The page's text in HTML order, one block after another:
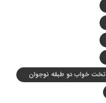
تخت خواب دو طبقه نوجوان